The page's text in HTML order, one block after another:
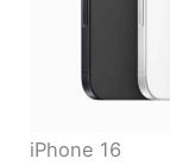
iPhone 16